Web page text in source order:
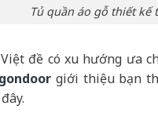
Tủ quần áo gỗ thiết kế
đề có xu hướng ưa
giới thiệu bạn